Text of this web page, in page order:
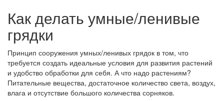
Как делать умные/ленивые
грядки
Принцип сооружения умных/ленивых грядок в том, что
требуется создать идеальные условия для развития растений
и удобство обработки для себя. А что надо растениям?
Питательные вещества, достаточное количество света, воздух,
влага и отсутствие большого количества сорняков.